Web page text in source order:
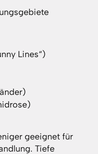
Lines“)
geeignet für
Tiefe